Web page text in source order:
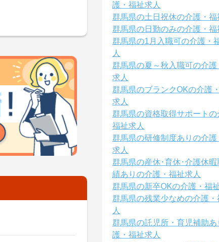
護・福祉求人
群馬県の土日祝休の介護・福
群馬県の日勤のみの介護・福
群馬県の1月入職可の介護・
人
群馬県の夏～秋入職可の介護
求人
群馬県のブランクOKの介護
求人
群馬県の資格取得サポートの
福祉求人
群馬県の研修制度ありの介護
求人
群馬県の産休･育休･介護休暇
績ありの介護・福祉求人
群馬県の新卒OKの介護・福
群馬県の残業少なめの介護・
人
群馬県の託児所・育児補助あ
護・福祉求人